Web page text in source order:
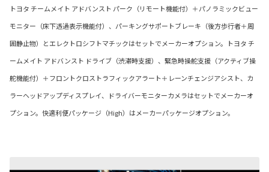
トヨタ チームメイト アドバンスト パーク（リモート機能付）＋パノラミックビュー
モニター（床下透過表示機能付）、パーキングサポートブレーキ（後方歩行者＋周
囲静止物）とエレクトロシフトマチックはセットでメーカーオプション。トヨタ チ
ームメイト アドバンスト ドライブ（渋滞時支援）、緊急時操舵支援（アクティブ操
舵機能付）＋フロントクロストラフィックアラート＋レーンチェンジアシスト、カ
ラーヘッドアップディスプレイ、ドライバーモニターカメラはセットでメーカーオ
プション。快適利便パッケージ（High）はメーカーパッケージオプション。